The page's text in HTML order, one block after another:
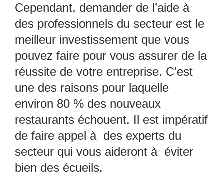
Cependant, demander de l’aide à
des professionnels du secteur est le
meilleur investissement que vous
pouvez faire pour vous assurer de la
réussite de votre entreprise. C’est
une des raisons pour laquelle
environ 80 % des nouveaux
restaurants échouent. Il est impératif
de faire appel à des experts du
secteur qui vous aideront à éviter
bien des écueils.